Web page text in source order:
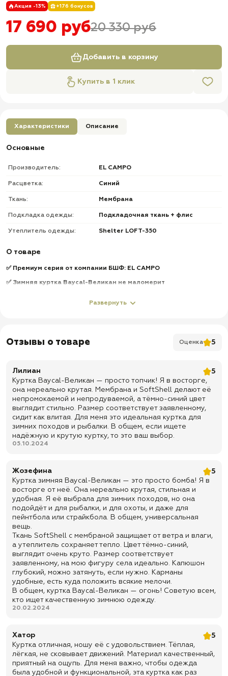
Акция -13% +176 бонусов
17 690 руб20 330 руб
Добавить в корзину
Купить в 1 клик
Характеристики Описание
Основные
Производитель: EL CAMPO
Расцветка: Синий
Ткань: Мембрана
Подкладка одежды: Подкладочная ткань + флис
Утеплитель одежды: Shelter LOFT-350
О товаре
✅Премиум серия от компании БШФ: EL CAMPO
✅Зимняя куртка Baycal-Великан не маломерит
SoftShell
Поставляется в индивидуальном чехле на двойной молнии
Мембранная морозостойкая мембранная ткань
Капюшон и внутренность куртки простегана
Внутри куртки в области лопаток имеется подкладка из
эластичного приятного трикотажа
Внутри куртки располагается 1 глубокий карман на молнии
Куртка на качественной двойной молнии с ветрозащитной
планкой
Куртка оснащена 5 карманами ( 2 боковых прорезных на
молнии, 2 нагрудных кармана на молнии + 1 внутренний карман
на молнии )
Рукава на манжетах + специальные утяжки на рукавах
Глубокий капюшон
Капюшон имеет регулировку сзади
Капюшон оснащен опушкой из искусственного меха, на
молнии, есть возможность отстегнуть
Капюшон регулируется специальными фиксаторами по овалу
лица
Доставка по всей России
Быстрая отправка
Развернуть
Отзывы о товаре Оценка 5
Лилиан
5
Куртка Baycal-Великан — просто топчик! Я в восторге,
она нереально крутая. Мембрана и SoftShell делают её
непромокаемой и непродуваемой, а тёмно-синий цвет
выглядит стильно. Размер соответствует заявленному,
сидит как влитая. Для меня это идеальная куртка для
зимних походов и рыбалки. В общем, если ищете
надёжную и крутую куртку, то это ваш выбор.
05.10.2024
Жозефина
5
Куртка зимняя Baycal-Великан — это просто бомба! Я в
восторге от неё. Она нереально крутая, стильная и
удобная. Я её выбрала для зимних походов, но она
подойдёт и для рыбалки, и для охоты, и даже для
пейнтбола или страйкбола. В общем, универсальная
вещь.
Ткань SoftShell с мембраной защищает от ветра и влаги,
а утеплитель сохраняет тепло. Цвет тёмно-синий,
выглядит очень круто. Размер соответствует
заявленному, на мою фигуру села идеально. Капюшон
глубокий, можно затянуть, если нужно. Карманы
удобные, есть куда положить всякие мелочи.
В общем, куртка Baycal-Великан — огонь! Советую всем,
кто ищет качественную зимнюю одежду.
20.02.2024
Хатор
5
Куртка отличная, ношу её с удовольствием. Тёплая,
лёгкая, не сковывает движений. Материал качественный,
приятный на ощупь. Для меня важно, чтобы одежда
была удобной и функциональной, эта куртка как раз